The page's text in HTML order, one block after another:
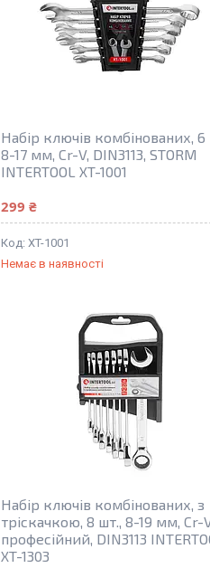
Набір ключів комбінованих, 6
8-17 мм, Cr-V, DIN3113, STORM
INTERTOOL XT-1001
299 ₴
XT-1001
Немає в наявності
Набір ключів комбінованих, з
тріскачкою, 8 шт., 8-19 мм, Cr-
професійний, DIN3113
XT-1303